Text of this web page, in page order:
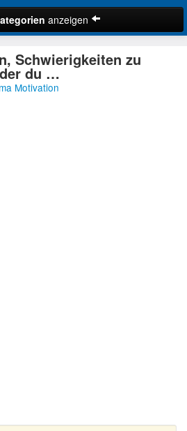
anzeigen
Schwierigkeiten zu
du …
Motivation